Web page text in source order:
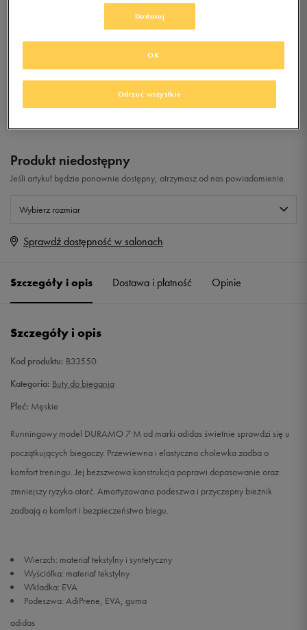
ADIDAS DURAMO 7 M
79,99złz Vat
KLUBIE 50 STYLE
Produkt niedostępny
Jeśli artykuł będzie ponownie dostępny, otrzymasz od nas powiadomienie.
Wybierz rozmiar
Rozmiary EU
41 1/3
43 1/3 27,5 cm
44
44 2/3 28,5 cm Powiadom o dostępności
46 29,5 cm
46 2/3 30 cm
Sprawdź dostępność w salonach
Szczegóły i opis Dostawa i płatność Opinie
Szczegóły i opis
Kod produktu: B33550
Kategoria: Buty do biegania
Płeć: Męskie
Runningowy model DURAMO 7 M od marki adidas świetnie sprawdzi się u
początkujących biegaczy. Przewiewna i elastyczna cholewka zadba o
komfort treningu. Jej bezszwowa konstrukcja poprawi dopasowanie oraz
zmniejszy ryzyko otarć. Amortyzowana podeszwa i przyczepny bieżnik
zadbają o komfort i bezpieczeństwo biegu.
Wierzch: materiał tekstylny i syntetyczny
Wyściółka: materiał tekstylny
Wkładka: EVA
Podeszwa: AdiPrene, EVA, guma
adidas
Dostosuj
Odrzuć wszystkie
OK